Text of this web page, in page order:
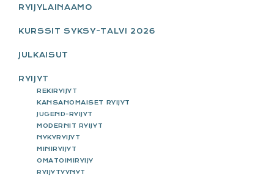
RYIJYLAINAAMO
KURSSIT SYKSY-TALVI 2026
JULKAISUT
RYIJYT
REKIRYIJYT
KANSANOMAISET RYIJYT
JUGEND-RYIJYT
MODERNIT RYIJYT
NYKYRYIJYT
MINIRYIJYT
OMATOIMIRYIJY
RYIJYTYYNYT